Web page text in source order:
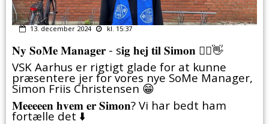
13. december 2024 kl. 15:37
𝐍𝐲 𝐒𝐨𝐌𝐞 𝐌𝐚𝐧𝐚𝐠𝐞𝐫 - s𝐢𝐠 𝐡𝐞𝐣 𝐭𝐢𝐥 𝐒𝐢𝐦𝐨𝐧 🙋‍♂️👋
VSK Aarhus er rigtigt glade for at kunne
præsentere jer for vores nye SoMe Manager,
Simon Friis Christensen 😁
𝐌𝐞𝐞𝐞𝐞𝐞𝐧 𝐡𝐯𝐞𝐦 𝐞𝐫 𝐒𝐢𝐦𝐨𝐧? Vi har bedt ham
fortælle det ⬇️